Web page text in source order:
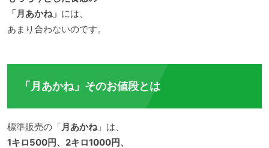
「月あかね」 には、
あまり合わないのです。
「月あかね」そのお値段とは
標準販売の「 月あかね」は、
1キロ500円、2キロ1000円、